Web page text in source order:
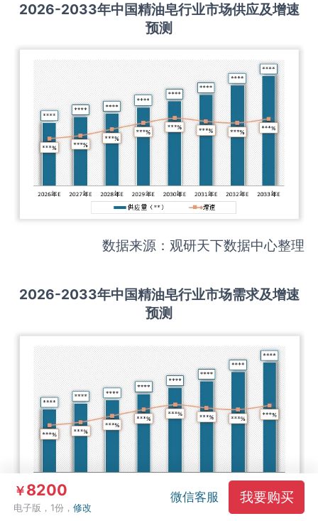
2026-2033年中国精油皂行业市场供应及增速
预测
数据来源：观研天下数据中心整理
2026-2033年中国精油皂行业市场需求及增速
预测
￥8200
电子版，1份，修改
微信客服 我要购买